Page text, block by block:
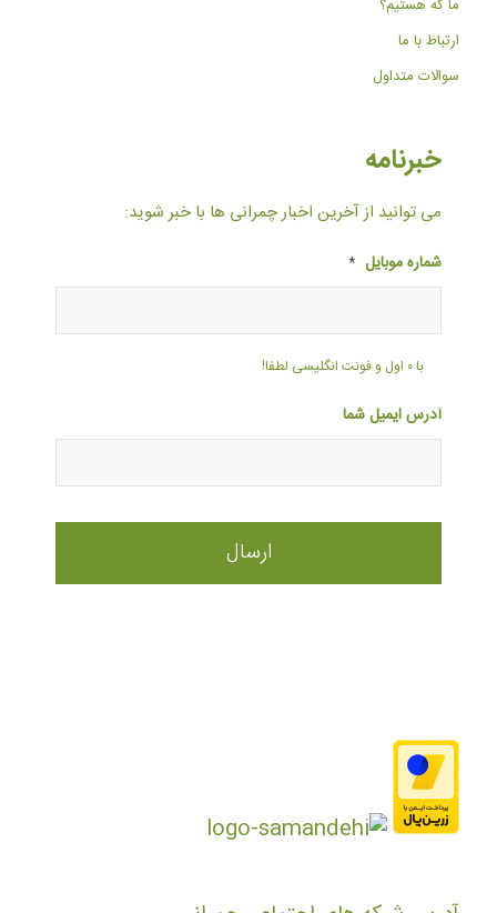
ما که هستیم؟
ارتباط با ما
سوالات متداول
خبرنامه
می توانید از آخرین اخبار چمرانی ها با خبر شوید:
شماره موبایل *
با ۰ اول و فونت انگلیسی لطفا!
آدرس ایمیل شما